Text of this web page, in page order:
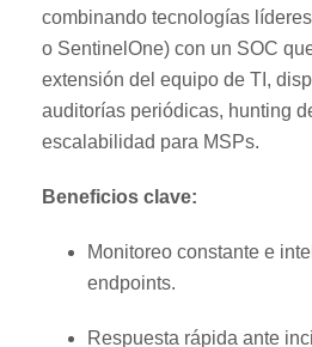
combinando tecnologías
o SentinelOne) con un SOC
extensión del equipo de TI,
auditorías periódicas, hunting
escalabilidad para MSPs.
Beneficios clave:
Monitoreo constante e
endpoints.
Respuesta rápida ante